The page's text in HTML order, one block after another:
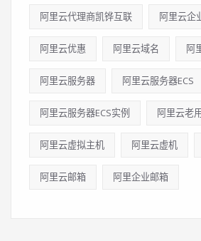
阿里云代理商凯铧互联 阿里云企
阿里云优惠 阿里云域名 阿
阿里云服务器 阿里云服务器ECS
阿里云服务器ECS实例 阿里云老
阿里云虚拟主机 阿里云虚机
阿里云邮箱 阿里企业邮箱